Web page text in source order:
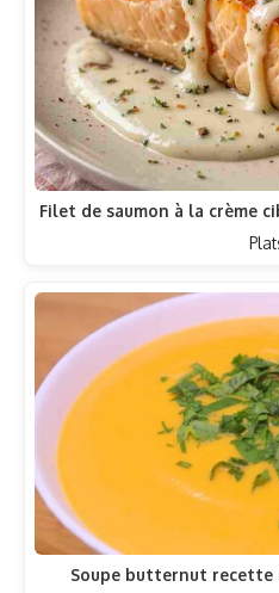
Filet de saumon à la crème
Soupe butternut